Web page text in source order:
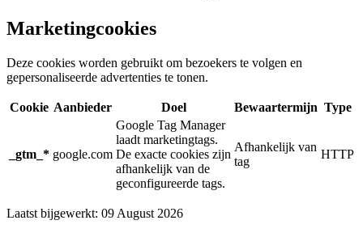
Marketingcookies
Deze cookies worden gebruikt om bezoekers te volgen en
gepersonaliseerde advertenties te tonen.
Cookie Aanbieder Doel Bewaartermijn Type
_gtm_* google.com
Google Tag Manager
laadt marketingtags.
De exacte cookies zijn
afhankelijk van de
geconfigureerde tags.
Afhankelijk van
tag
HTTP
Laatst bijgewerkt: 09 August 2026